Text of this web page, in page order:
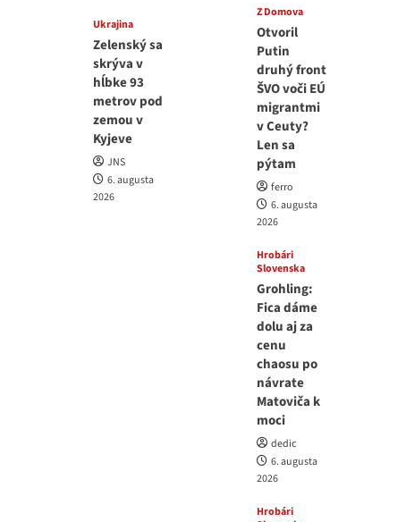
Ukrajina
Zelenský sa
skrýva v
hĺbke 93
metrov pod
zemou v
Kyjeve
JNS
6. augusta
2026
Z Domova
Otvoril
Putin
druhý front
ŠVO voči EÚ
migrantmi
v Ceuty?
Len sa
pýtam
ferro
6. augusta
2026
Hrobári
Slovenska
Grohling:
Fica dáme
dolu aj za
cenu
chaosu po
návrate
Matoviča k
moci
dedic
6. augusta
2026
Hrobári